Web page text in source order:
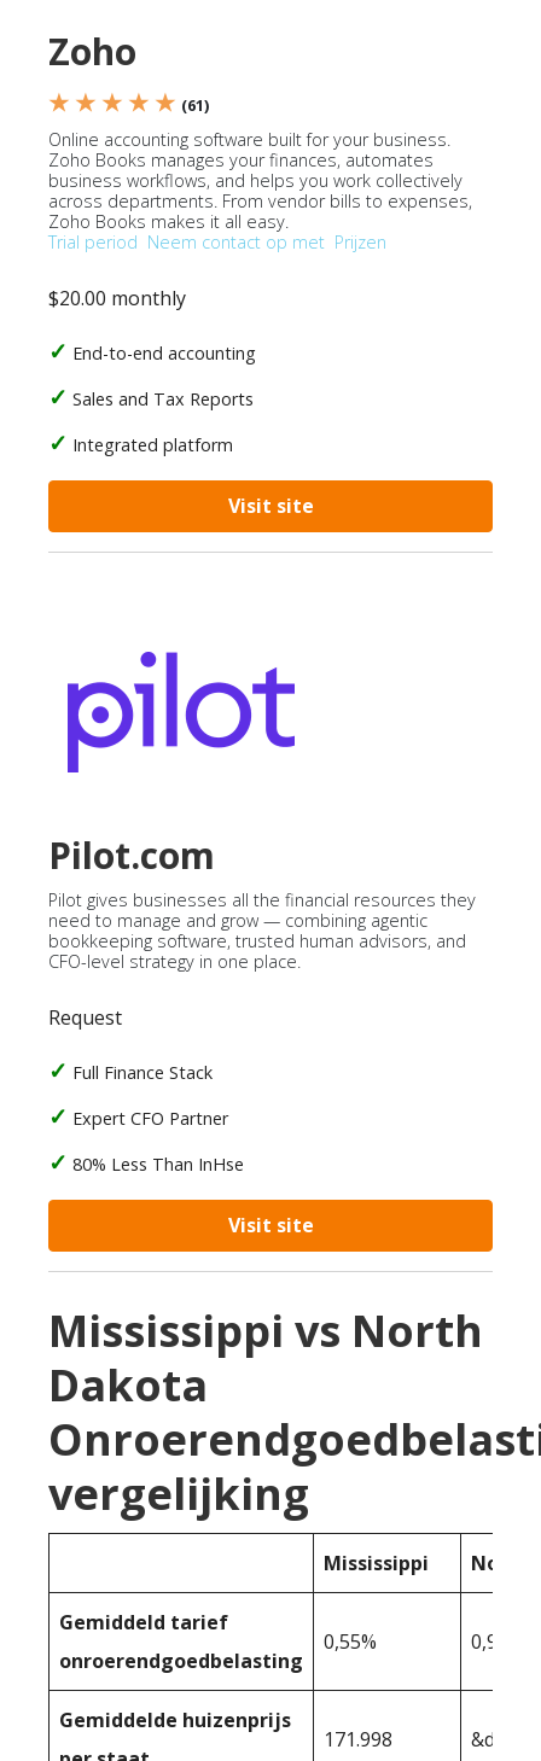
Zoho
★ ★ ★ ★ ★ (61)
Online accounting software built for your business.
Zoho Books manages your finances, automates
business workflows, and helps you work collectively
across departments. From vendor bills to expenses,
Zoho Books makes it all easy.
Trial period Neem contact op met Prijzen
$20.00 monthly
End-to-end accounting
Sales and Tax Reports
Integrated platform
Visit site
Pilot.com
Pilot gives businesses all the financial resources they
need to manage and grow — combining agentic
bookkeeping software, trusted human advisors, and
CFO-level strategy in one place.
Request
Full Finance Stack
Expert CFO Partner
80% Less Than InHse
Visit site
Mississippi vs North
Dakota
vergelijking
Mississippi North
Gemiddeld tarief
onroerendgoedbelasting
0,55% 0,90%
Gemiddelde huizenprijs
171.998